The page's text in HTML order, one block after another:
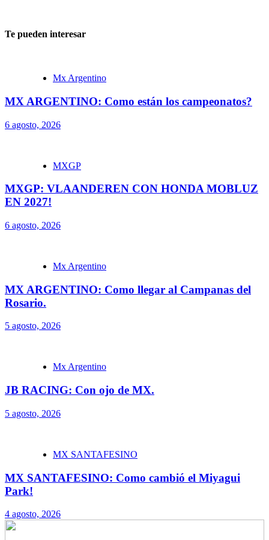
Te pueden interesar
Mx Argentino
MX ARGENTINO: Como están los campeonatos?
6 agosto, 2026
MXGP
MXGP: VLAANDEREN CON HONDA MOBLUZ
EN 2027!
6 agosto, 2026
Mx Argentino
MX ARGENTINO: Como llegar al Campanas del
Rosario.
5 agosto, 2026
Mx Argentino
JB RACING: Con ojo de MX.
5 agosto, 2026
MX SANTAFESINO
MX SANTAFESINO: Como cambió el Miyagui
Park!
4 agosto, 2026